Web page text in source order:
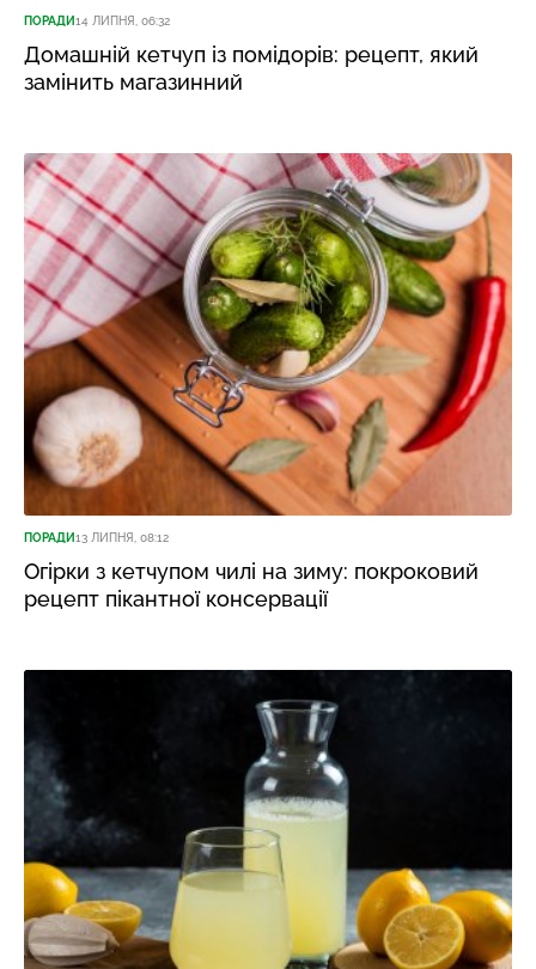
ПОРАДИ14 ЛИПНЯ, 06:32
Домашній кетчуп із помідорів: рецепт, який
замінить магазинний
ПОРАДИ13 ЛИПНЯ, 08:12
Огірки з кетчупом чилі на зиму: покроковий
рецепт пікантної консервації